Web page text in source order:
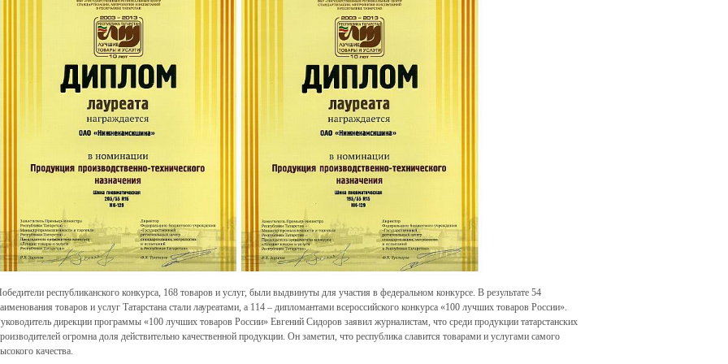
республиканского конкурса, 168 товаров и услуг, были выдвинуты для участия в федеральном конкурсе. В результате 54
товаров и услуг Татарстана стали лауреатами, а 114 – дипломантами всероссийского конкурса «100 лучших товаров России».
дирекции программы «100 лучших товаров России» Евгений Сидоров заявил журналистам, что среди продукции татарстанских
огромна доля действительно качественной продукции. Он заметил, что республика славится товарами и услугами самого
качества.